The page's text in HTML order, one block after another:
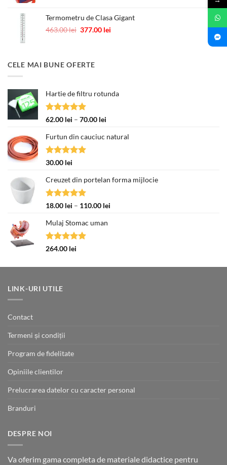
Termometru de Clasa Gigant
463.00lei Prețul
463.00 lei.
377.00 lei
CELE MAI BUNE OFERTE
Hartie de filtru rotunda
Evaluat la
62.00 lei – 70.00 lei
prețuri:
70.00 lei
Furtun din cauciuc natural
Evaluat la
30.00 lei
Creuzet din portelan forma mijlocie
Evaluat la
18.00 lei – 110.00 lei
Mulaj Stomac uman
Evaluat la
264.00 lei
LINK-URI UTILE
Contact
Termeni și condiții
Program de fidelitate
Opiniile clientilor
Prelucrarea datelor cu caracter personal
Branduri
DESPRE NOI
Va oferim gama completa de materiale didactice pentru